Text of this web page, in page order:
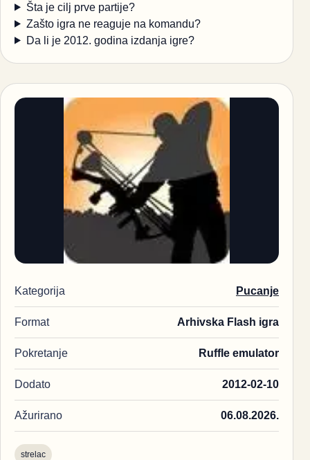
Šta je cilj prve partije?
Zašto igra ne reaguje na komandu?
Da li je 2012. godina izdanja igre?
Kategorija Pucanje
Format Arhivska Flash igra
Pokretanje Ruffle emulator
Dodato 2012-02-10
Ažurirano 06.08.2026.
strelac